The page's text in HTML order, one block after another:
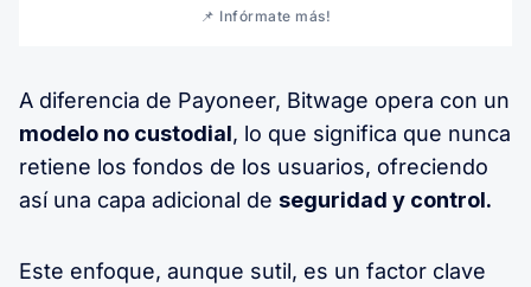
📌 Infórmate más!
A diferencia de Payoneer, Bitwage opera con un
modelo no custodial, lo que significa que nunca
retiene los fondos de los usuarios, ofreciendo
así una capa adicional de seguridad y control.
Este enfoque, aunque sutil, es un factor clave